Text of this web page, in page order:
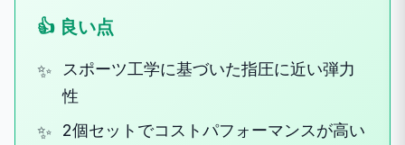
👍 良い点
スポーツ工学に基づいた指圧に近い弾力
性
2個セットでコストパフォーマンスが高い